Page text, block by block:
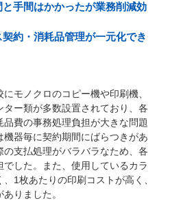
手間はかかったが業務削減効
約・消耗品管理が一元化でき
モノクロのコピー機や印刷機、
ー類が多数設置されており、各
費の事務処理負担が大きな問題
器毎に契約期間にばらつきがあ
の支払処理がバラバラなため、各
した。また、使用しているカラ
1枚あたりの印刷コストが高く、
りました。